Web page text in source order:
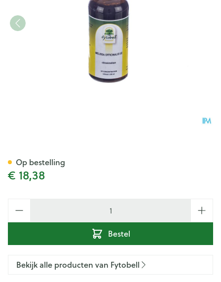
€ 18,38
Bestel
Op bestelling
Bekijk alle producten van Fytobell